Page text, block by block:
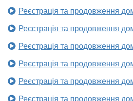
Реєстрація та продовження
Реєстрація та продовження
Реєстрація та продовження
Реєстрація та продовження
Реєстрація та продовження
Реєстрація та продовження